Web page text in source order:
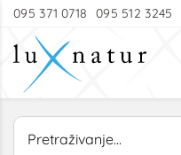
095 371 0718 095 512 3245